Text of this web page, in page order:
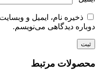
ذخیره نام، ایمیل و
دوباره دیدگاهی می‌نویسم.
محصولات مرتبط